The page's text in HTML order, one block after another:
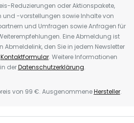
Reduzierungen oder Aktionspakete,
und -vorstellungen sowie Inhalte von
und Umfragen sowie Anfragen für
Eine Abmeldung ist
Abmeldelink, den Sie in jedem Newsletter
Kontaktformular. Weitere Informationen
derDatenschutzerklärung.
von 99 €. AusgenommeneHersteller.